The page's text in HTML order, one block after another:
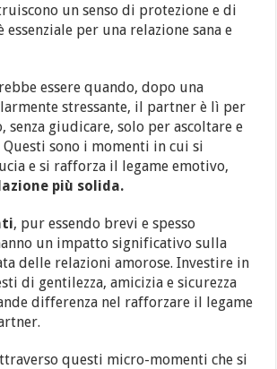
un senso di protezione e di
per una relazione sana e
essere quando, dopo una
stressante, il partner è lì per
giudicare, solo per ascoltare e
sono i momenti in cui si
e si rafforza il legame emotivo,
più solida.
, pur essendo brevi e spesso
un impatto significativo sulla
delle relazioni amorose. Investire in
di gentilezza, amicizia e sicurezza
differenza nel rafforzare il legame
questi micro-momenti che si